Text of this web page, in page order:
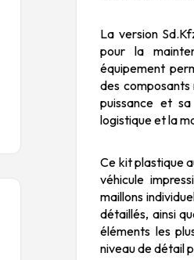
La version
pour la
équipement
des
puissance et
logistique et la
Ce kit plastique
véhicule
maillons
détaillés, ainsi
éléments les
niveau de détail